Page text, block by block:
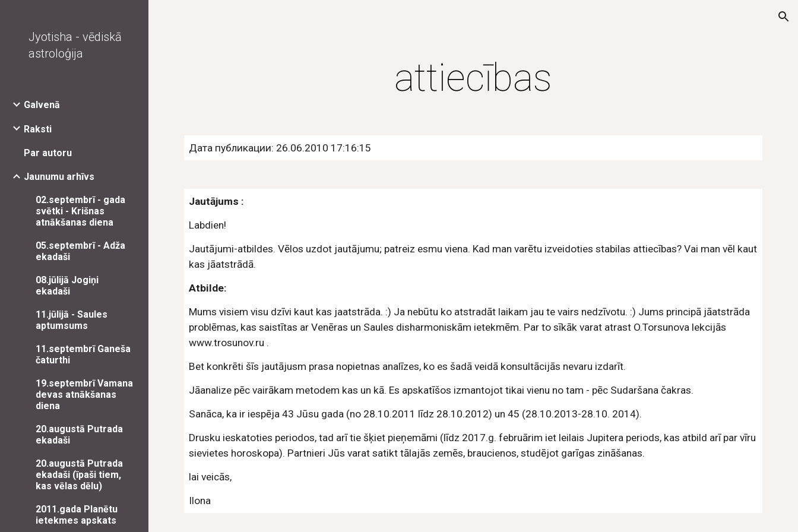
Jyotisha - vēdiskā
astroloģija
Galvenā
Raksti
Par autoru
Jaunumu arhīvs
02.septembrī - gada
svētki - Krišnas
atnākšanas diena
05.septembrī - Adža
ekadaši
08.jūlijā Jogiņi
ekadaši
11.jūlijā - Saules
aptumsums
11.septembrī Ganeša
čaturthi
19.septembrī Vamana
devas atnākšanas
diena
20.augustā Putrada
ekadaši
20.augustā Putrada
ekadaši (īpaši tiem,
kas vēlas dēlu)
2011.gada Planētu
ietekmes apskats
attiecības
Дата публикации: 26.06.2010 17:16:15
Jautājums :
Labdien!
Jautājumi-atbildes. Vēlos uzdot jautājumu; patreiz esmu viena. Kad man varētu izveidoties stabilas attiecības? Vai man vēl kaut
kas jāatstrādā.
Atbilde:
Mums visiem visu dzīvi kaut kas jaatstrāda. :) Ja nebūtu ko atstradāt laikam jau te vairs nedzīvotu. :) Jums principā jāatstrāda
problēmas, kas saistītas ar Venēras un Saules disharmoniskām ietekmēm. Par to sīkāk varat atrast O.Torsunova lekcijās
www.trosunov.ru .
Bet konkrēti šīs jautājusm prasa nopietnas analīzes, ko es šadā veidā konsultācijās nevaru izdarīt.
Jāanalize pēc vairākam metodem kas un kā. Es apskatīšos izmantojot tikai vienu no tam - pēc Sudaršana čakras.
Sanāca, ka ir iespēja 43 Jūsu gada (no 28.10.2011 līdz 28.10.2012) un 45 (28.10.2013-28.10. 2014).
Drusku ieskatoties periodos, tad arī tie šķiet pieņemāmi (līdz 2017.g. februārim iet leilais Jupitera periods, kas atbild arī par vīru
sievietes horoskopa). Partnieri Jūs varat satikt tālajās zemēs, braucienos, studējot garīgas zināšanas.
lai veicās,
Ilona